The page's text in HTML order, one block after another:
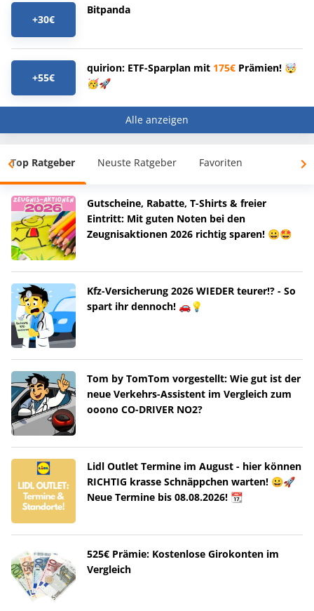
+30€
Bitpanda
+55€
quirion: ETF-Sparplan mit 175€ Prämien! 🤯
🥳🚀
Alle anzeigen
Top Ratgeber Neuste Ratgeber Favoriten
Gutscheine, Rabatte, T-Shirts & freier
Eintritt: Mit guten Noten bei den
Zeugnisaktionen 2026 richtig sparen! 😀🤩
Kfz-Versicherung 2026 WIEDER teurer!? - So
spart ihr dennoch! 🚗💡
Tom by TomTom vorgestellt: Wie gut ist der
neue Verkehrs-Assistent im Vergleich zum
ooono CO-DRIVER NO2?
Lidl Outlet Termine im August - hier können
RICHTIG krasse Schnäppchen warten! 😀🚀
Neue Termine bis 08.08.2026! 📆
525€ Prämie: Kostenlose Girokonten im
Vergleich